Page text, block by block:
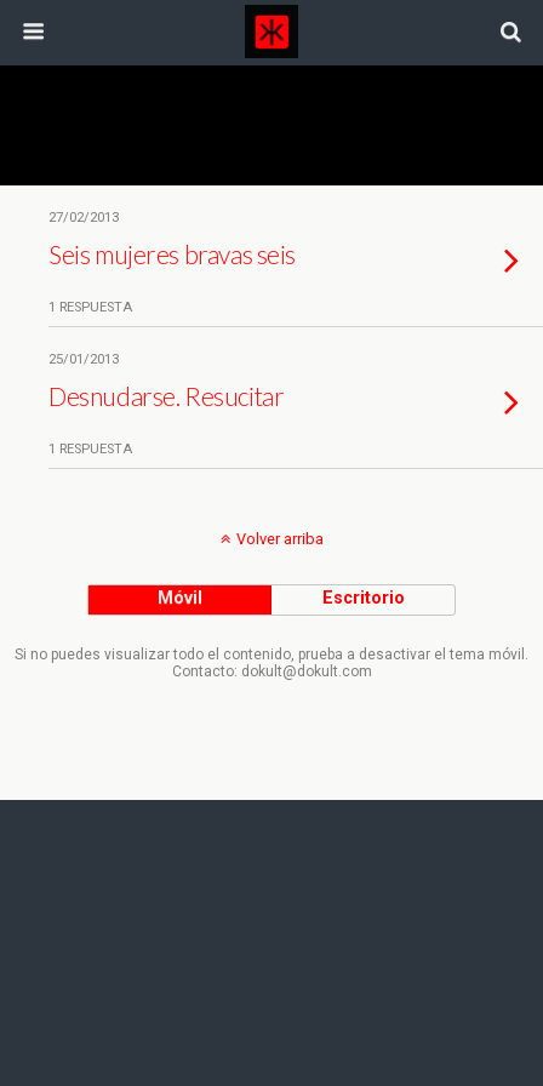
27/02/2013
Seis mujeres bravas seis
1 RESPUESTA
25/01/2013
Desnudarse. Resucitar
1 RESPUESTA
Volver arriba
Móvil Escritorio
Si no puedes visualizar todo el contenido, prueba a desactivar el tema móvil.
Contacto: dokult@dokult.com